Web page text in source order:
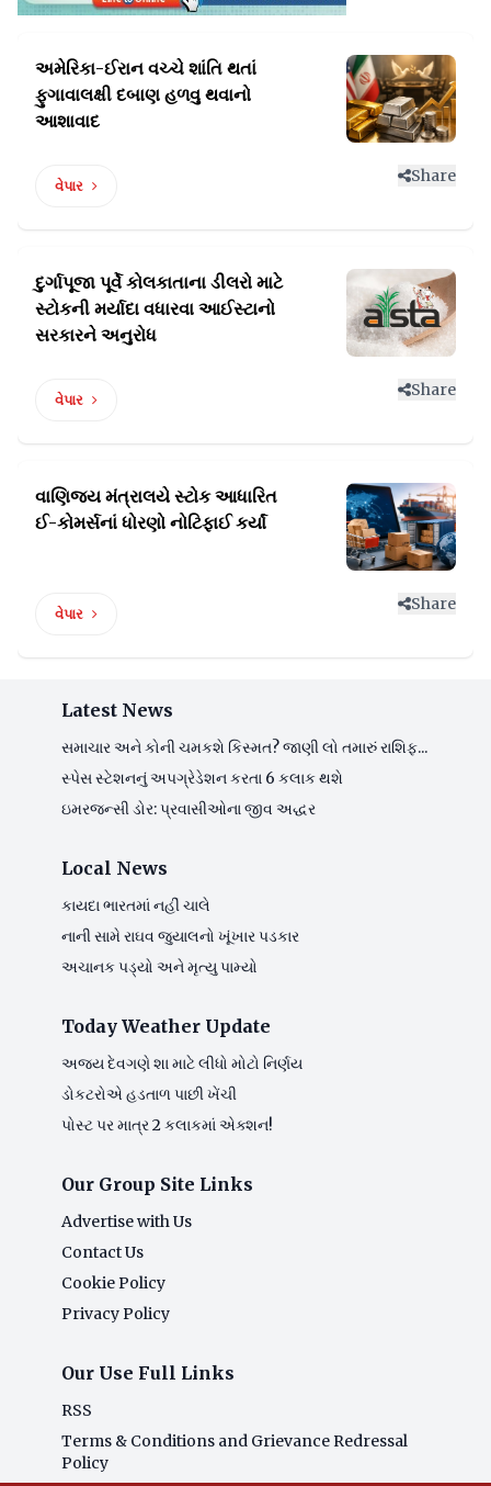
અમેરિકા-ઈરાન વચ્ચે શાંતિ થતાં
ફુગાવાલક્ષી દબાણ હળવુ થવાનો
આશાવાદ
વેપાર
Share
દુર્ગાપૂજા પૂર્વે કોલકાતાના ડીલરો માટે
સ્ટોકની મર્યાદા વધારવા આઈસ્ટાનો
સરકારને અનુરોધ
વેપાર
Share
વાણિજ્ય મંત્રાલયે સ્ટોક આધારિત
ઈ-કોમર્સનાં ધોરણો નોટિફાઈ કર્યાં
વેપાર
Share
Latest News
સમાચાર અને કોની ચમકશે કિસ્મત? જાણી લો તમારું રાશિફ...
સ્પેસ સ્ટેશનનું અપગ્રેડેશન કરતા 6 કલાક થશે
ઇમરજન્સી ડોર: પ્રવાસીઓના જીવ અદ્ધર
Local News
કાયદા ભારતમાં નહીં ચાલે
નાની સામે રાઘવ જુયાલનો ખૂંખાર પડકાર
અચાનક પડ્યો અને મૃત્યુ પામ્યો
Today Weather Update
અજય દેવગણે શા માટે લીધો મોટો નિર્ણય
ડોકટરોએ હડતાળ પાછી ખેંચી
પોસ્ટ પર માત્ર 2 કલાકમાં એક્શન!
Our Group Site Links
Advertise with Us
Contact Us
Cookie Policy
Privacy Policy
Our Use Full Links
RSS
Terms & Conditions and Grievance Redressal
Policy